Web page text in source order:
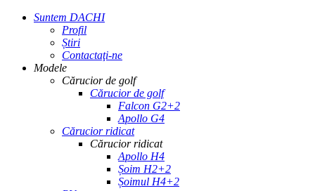
Suntem DACHI
Profil
Știri
Contactaţi-ne
Modele
Cărucior de golf
Cărucior de golf
Falcon G2+2
Apollo G4
Cărucior ridicat
Cărucior ridicat
Apollo H4
Șoim H2+2
Șoimul H4+2